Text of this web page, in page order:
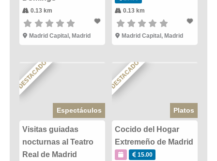
0.13 km
Madrid Capital, Madrid
0.13 km
Madrid Capital, Madrid
DESTACADO
Espectáculos
Visitas guiadas
nocturnas al Teatro
Real de Madrid
DESTACADO
Platos
Cocido del Hogar
Extremeño de Madrid
15.00